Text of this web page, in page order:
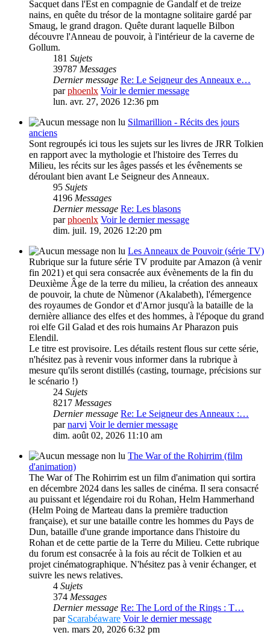
Sacquet dans l'Est en compagnie de Gandalf et de treize
nains, en quête du trésor de la montagne solitaire gardé par
Smaug, le grand dragon. Quête durant laquelle Bilbon
découvre l'Anneau de pouvoir, à l'intérieur de la caverne de
Gollum.
181 Sujets
39787 Messages
Dernier message Re: Le Seigneur des Anneaux e…
parphoenlx Voir le dernier message
lun. avr. 27, 2026 12:36 pm
Silmarillion - Récits des jours
anciens
Sont regroupés ici tous les sujets sur les livres de JRR Tolkien
en rapport avec la mythologie et l'histoire des Terres du
Milieu, les récits sur les âges passés et les évênements se
déroulant bien avant Le Seigneur des Anneaux.
95 Sujets
4196 Messages
Dernier message Re: Les blasons
parphoenlx Voir le dernier message
dim. juil. 19, 2026 12:20 pm
Les Anneaux de Pouvoir (série TV)
Rubrique sur la future série TV produite par Amazon (à venir
fin 2021) et qui sera consacrée aux évènements de la fin du
Deuxième Âge de la terre du milieu, la création des anneaux
de pouvoir, la chute de Nùmenor (Akalabeth), l'émergence
des royaumes de Gondor et d'Arnor jusqu'à la bataille de la
dernière alliance des elfes et des hommes, à l'époque du grand
roi elfe Gil Galad et des rois humains Ar Pharazon puis
Elendil.
Le titre est provisoire. Les détails restent flous sur cette série,
n'hésitez pas à revenir vous informer dans la rubrique à
mesure qu'ils seront distillés (casting, tournage, précisions sur
le scénario !)
24 Sujets
8217 Messages
Dernier message Re: Le Seigneur des Anneaux :…
parnarvi Voir le dernier message
dim. août 02, 2026 11:10 am
The War of the Rohirrim (film
d'animation)
The War of The Rohirrim est un film d'animation qui sortira
en décembre 2024 dans les salles de cinéma. Il sera consacré
au puissant et légendaire roi du Rohan, Helm Hammerhand
(Helm Poing de Marteau dans la première traduction
française), et sur une bataille contre les hommes du Pays de
Dun, bataille d'une grande importance dans l'histoire du
Rohan et de cette partie de la Terre du Milieu. Cette rubrique
du forum est consacrée à la fois au récit de Tolkien et au
projet cinématographique. N'hésitez pas à venir échanger, et
suivre les news relatives.
4 Sujets
374 Messages
Dernier message Re: The Lord of the Rings : T…
par Scarabéaware Voir le dernier message
ven. mars 20, 2026 6:32 pm